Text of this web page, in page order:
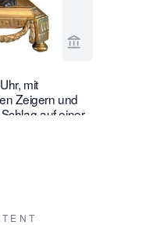
mit
Zeigern und
auf einer